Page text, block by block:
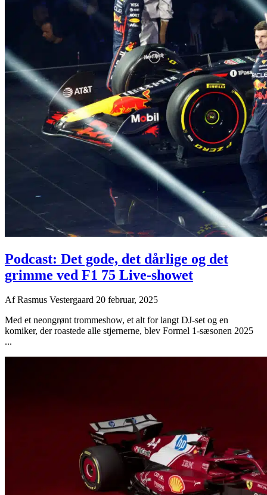
Podcast: Det gode, det dårlige og det
grimme ved F1 75 Live-showet
AfRasmus Vestergaard 20 februar, 2025
Med et neongrønt trommeshow, et alt for langt DJ-set og en
komiker, der roastede alle stjernerne, blev Formel 1-sæsonen 2025
...